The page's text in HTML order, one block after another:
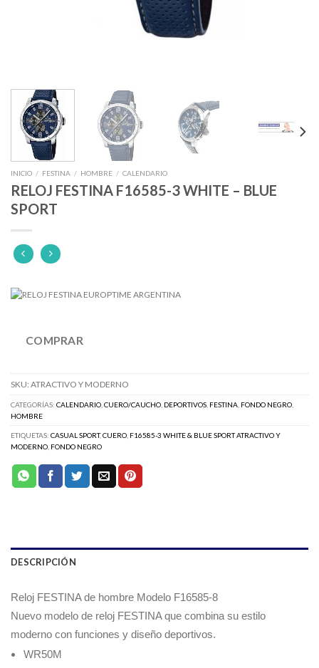
INICIO / FESTINA / HOMBRE / CALENDARIO
RELOJ FESTINA F16585-3 WHITE – BLUE
SPORT
COMPRAR
SKU: ATRACTIVO Y MODERNO
CATEGORÍAS: CALENDARIO CUERO/CAUCHO DEPORTIVOS FESTINA FONDO NEGRO
HOMBRE
ETIQUETAS: CASUAL SPORT,CUERO F16585-3 WHITE & BLUE SPORT ATRACTIVO Y
MODERNO FONDO NEGRO
DESCRIPCIÓN
Reloj FESTINA de hombre Modelo F16585-8
Nuevo modelo de reloj FESTINA que combina su estilo
moderno con funciones y diseño deportivos.
WR50M